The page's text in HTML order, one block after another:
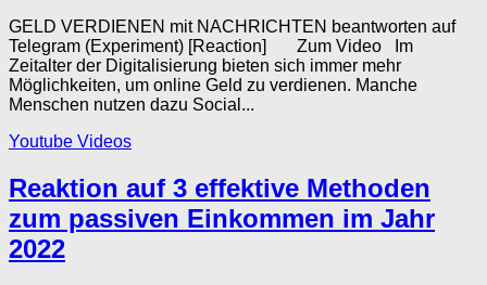
GELD VERDIENEN mit NACHRICHTEN beantworten auf
Telegram (Experiment) [Reaction] Zum Video Im
Zeitalter der Digitalisierung bieten sich immer mehr
Möglichkeiten, um online Geld zu verdienen. Manche
Menschen nutzen dazu Social...
Youtube Videos
Reaktion auf 3 effektive Methoden
zum passiven Einkommen im Jahr
2022